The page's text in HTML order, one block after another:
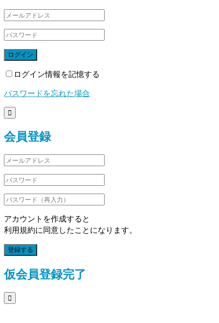
ログイン
ログイン情報を記憶する
パスワードを忘れた場合

会員登録
アカウントを作成すると
利用規約に同意したことになります。
登録する
仮会員登録完了
